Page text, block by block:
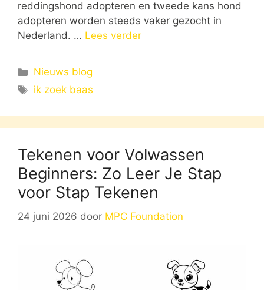
reddingshond adopteren en tweede kans hond
adopteren worden steeds vaker gezocht in
Nederland. … Lees verder
Categorieën
Nieuws blog
Tags
ik zoek baas
Tekenen voor Volwassen
Beginners: Zo Leer Je Stap
voor Stap Tekenen
24 juni 2026 door MPC Foundation